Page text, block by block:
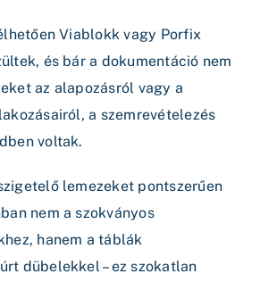
Viablokk vagy Porfix
és bár a dokumentáció nem
az alapozásról vagy a
a szemrevételezés
voltak.
lemezeket pontszerűen
nem a szokványos
hanem a táblák
dübelekkel – ez szokatlan